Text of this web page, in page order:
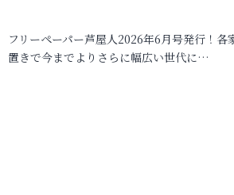
フリーペーパー芦屋人2026年6月号発行！
置きで今までよりさらに幅広い世代に…